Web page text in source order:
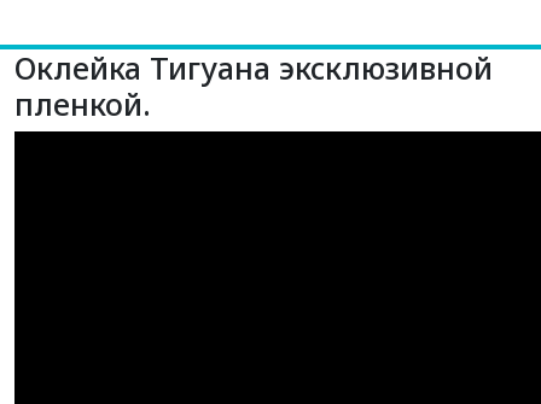
Оклейка Тигуана эксклюзивной
пленкой.